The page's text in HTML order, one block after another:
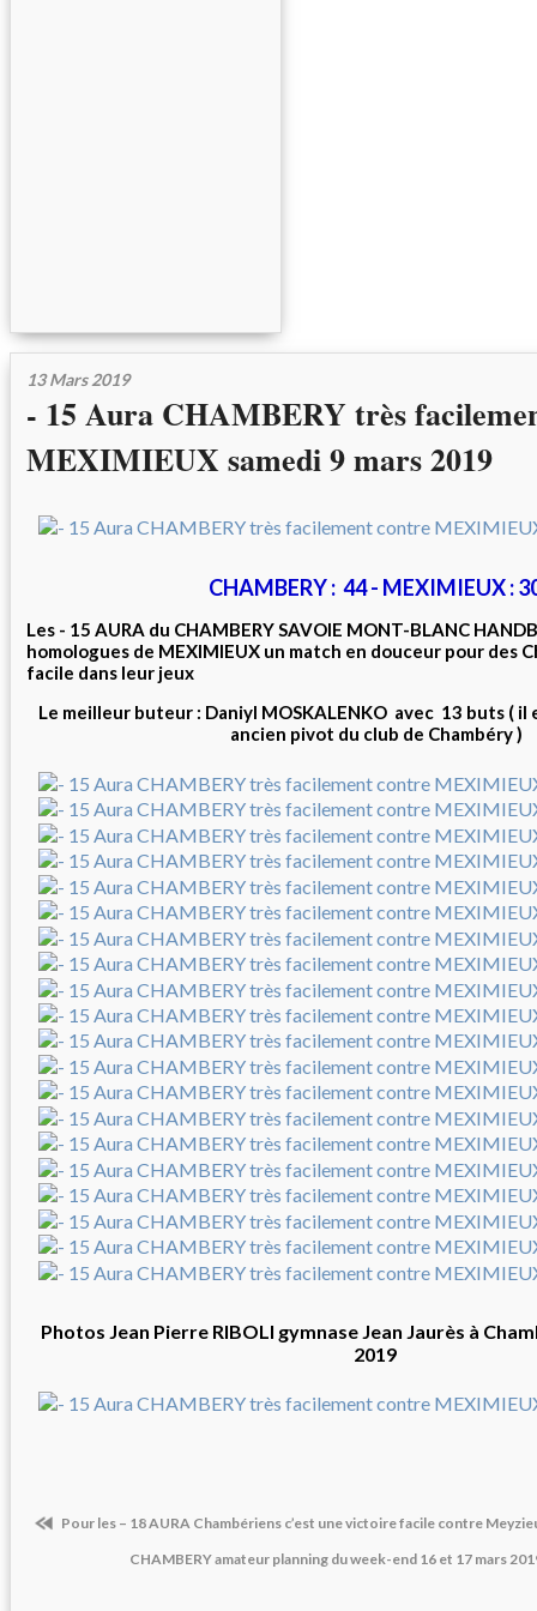
13 Mars 2019
- 15 Aura CHAMBERY très
MEXIMIEUX samedi 9 mars 2019
CHAMBERY : 44 - MEXIMIEUX :
Les - 15 AURA du CHAMBERY SAVOIE MONT-BLANC
homologues de MEXIMIEUX un match en douceur pour des
facile dans leur jeux
Le meilleur buteur : Daniyl MOSKALENKO avec 13 buts (
ancien pivot du club de Chambéry )
Photos Jean Pierre RIBOLI gymnase Jean Jaurès à
2019
Pour les – 18 AURA Chambériens c’est une victoire facile contre
CHAMBERY amateur planning du week-end 16 et 17 mars